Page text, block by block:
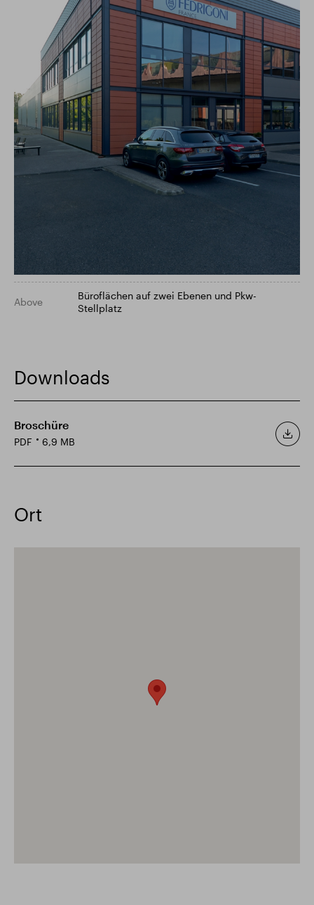
Above
Büroflächen auf zwei Ebenen und Pkw-
Stellplatz
Downloads
Broschüre
PDF 6,9 MB
Ort